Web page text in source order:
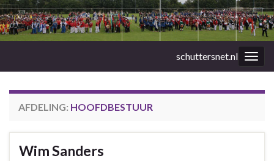
schuttersnet.nl
AFDELING: HOOFDBESTUUR
Wim Sanders